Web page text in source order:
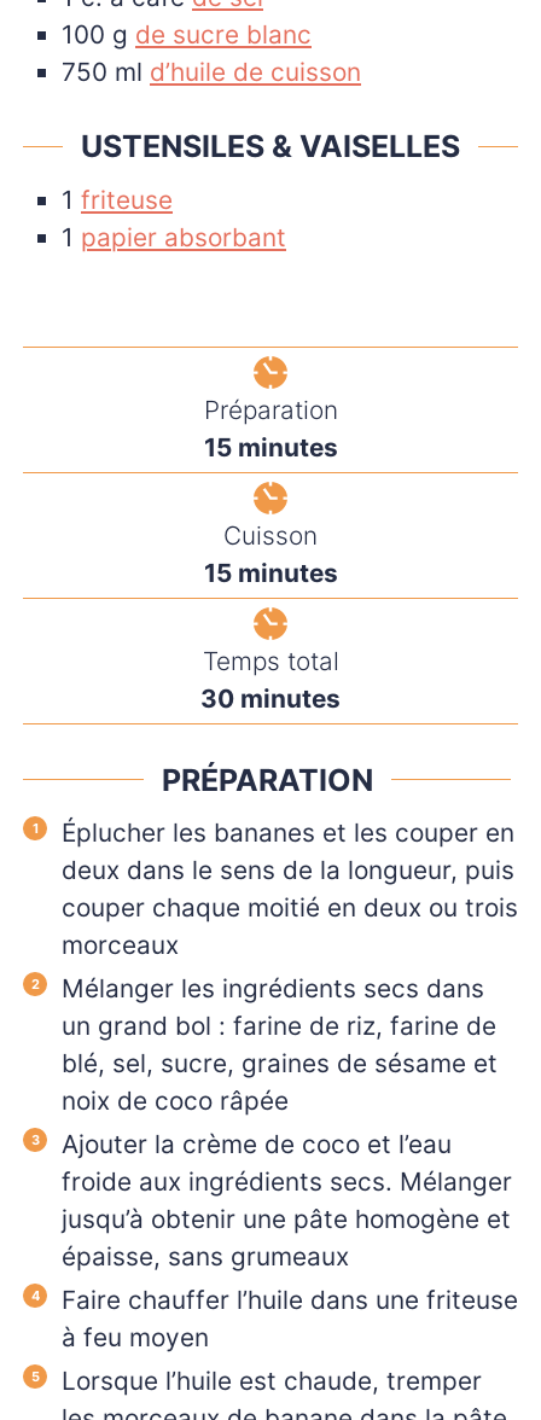
100 g de sucre blanc
750 ml d’huile de cuisson
USTENSILES & VAISELLES
1 friteuse
1 papier absorbant
Préparation
15minutes
minutes
Cuisson
15minutes
minutes
Temps total
30minutes
minutes
PRÉPARATION
Éplucher les bananes et les couper en
deux dans le sens de la longueur, puis
couper chaque moitié en deux ou trois
morceaux
Mélanger les ingrédients secs dans
un grand bol : farine de riz, farine de
blé, sel, sucre, graines de sésame et
noix de coco râpée
Ajouter la crème de coco et l’eau
froide aux ingrédients secs. Mélanger
jusqu’à obtenir une pâte homogène et
épaisse, sans grumeaux
Faire chauffer l’huile dans une friteuse
à feu moyen
Lorsque l’huile est chaude, tremper